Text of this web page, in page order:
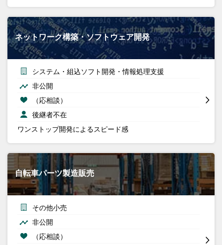
ネットワーク構築・ソフトウェア開発
システム・組込ソフト開発・情報処理支援
非公開
（応相談）
後継者不在
ワンストップ開発によるスピード感
自転車パーツ製造販売
その他小売
非公開
（応相談）